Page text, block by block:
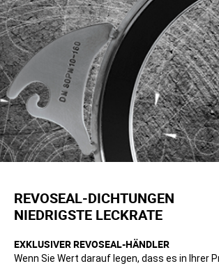
REVOSEAL-DICHTUNGEN
NIEDRIGSTE LECKRATE
EXKLUSIVER REVOSEAL-HÄNDLER
Wenn Sie Wert darauf legen, dass es in Ihrer